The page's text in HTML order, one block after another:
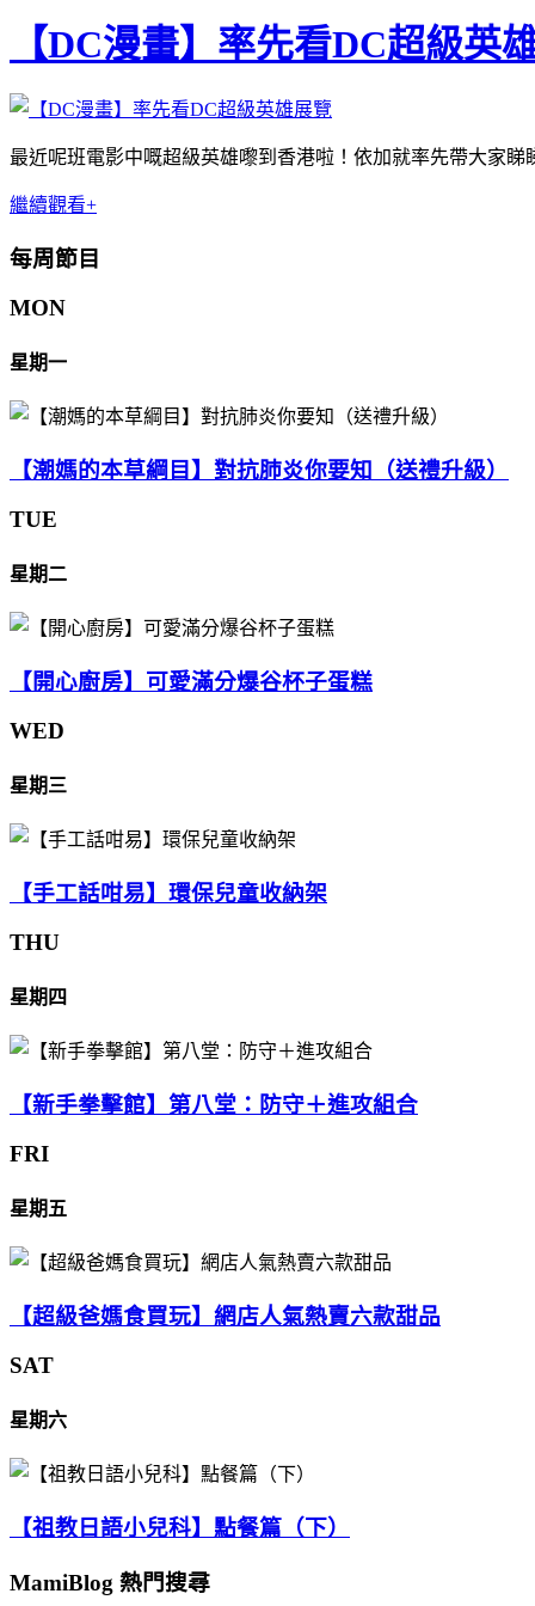
【DC漫畫】率先看DC超級英
最近呢班電影中嘅超級英雄嚟到香港啦！依加就率先帶大家睇
繼續觀看+
每周節目
MON
星期一
【潮媽的本草綱目】對抗肺炎你要知（送禮升級）
TUE
星期二
【開心廚房】可愛滿分爆谷杯子蛋糕
WED
星期三
【手工話咁易】環保兒童收納架
THU
星期四
【新手拳擊館】第八堂：防守＋進攻組合
FRI
星期五
【超級爸媽食買玩】網店人氣熱賣六款甜品
SAT
星期六
【祖教日語小兒科】點餐篇（下）
MamiBlog 熱門搜尋